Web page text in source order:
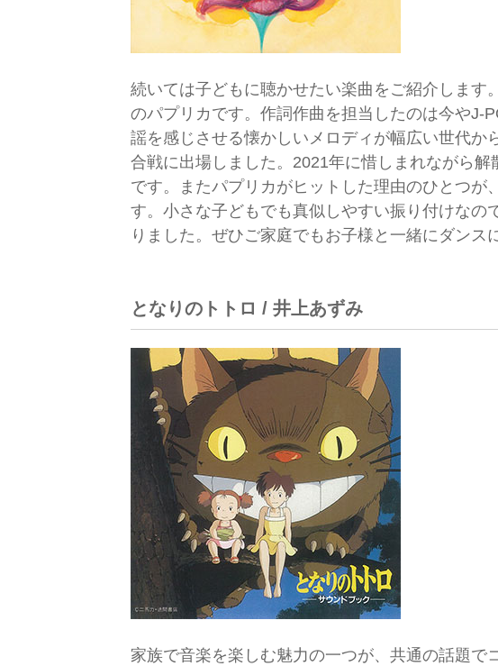
続いては子どもに聴かせたい楽曲をご紹介します
のパプリカです。作詞作曲を担当したのは今やJ-
謡を感じさせる懐かしいメロディが幅広い世代か
合戦に出場しました。2021年に惜しまれながら
です。またパプリカがヒットした理由のひとつが
す。小さな子どもでも真似しやすい振り付けなの
りました。ぜひご家庭でもお子様と一緒にダンス
となりのトトロ / 井上あずみ
家族で音楽を楽しむ魅力の一つが、共通の話題で